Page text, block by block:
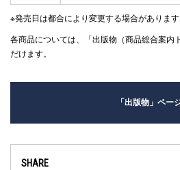
※発売日は都合により変更する場合がありま
各商品については、「出版物（商品総合案内
だけます。
「出版物」ペー
SHARE